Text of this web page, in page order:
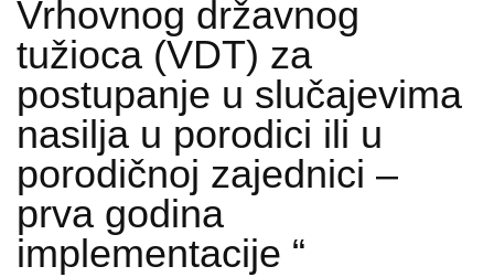
Vrhovnog državnog
tužioca (VDT) za
postupanje u slučajevima
nasilja u porodici ili u
porodičnoj zajednici –
prva godina
implementacije “